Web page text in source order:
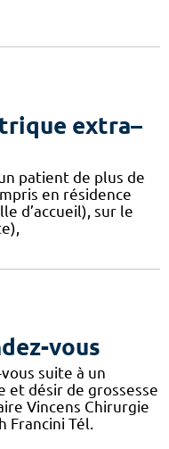
extra–
patient de plus de
en résidence
d’accueil), sur le
vous
suite à un
et désir de grossesse
Vincens Chirurgie
Francini Tél.